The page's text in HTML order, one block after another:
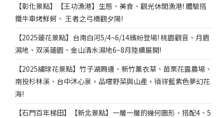
【彰化景點】【王功漁港】生態、美食、觀光休閒漁港! 體驗搭
鐵牛車烤鮮蚵、 王者之弓橋觀夕陽!
【2025蓮花景點】台南白河5/4~6/14繽紛登場! 桃園觀音、月眉
濕地、双溪蓮園、金山清水濕地6~8月陸續展開!
【2025繡球花景點】竹子湖周邊、新竹薰衣草、苗栗花露農場、
南投杉林溪、台中沐心泉，品嚐野菜與山產，徜徉藍紫色夢幻花
海!
【石門百年梯田】【新北景點】一層一層的幾何圖形、搭配4、5